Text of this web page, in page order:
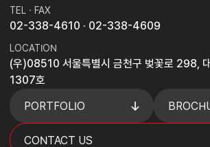
TEL · FAX
02-338-4610 · 02-338-4609
LOCATION
(우)08510 서울특별시 금천구 벚꽃로 298,
1307호
PORTFOLIO
CONTACT US